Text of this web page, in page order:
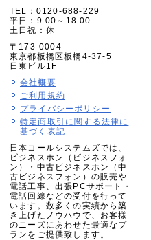
TEL：0120-688-229
平日：9:00～18:00
土日祝：休
〒173-0004
東京都板橋区板橋4-37-5
日東ビル1F
会社概要
ご利用規約
プライバシーポリシー
特定商取引に関する法律に
基づく表記
日本コールシステムズでは、
ビジネスホン（ビジネスフォ
ン）・中古ビジネスホン（中
古ビジネスフォン）の販売や
電話工事、出張PCサポート・
電話回線などの受付を行って
います。数多くの実績から築
き上げたノウハウで、お客様
のニーズにあわせた最適なプ
ランをご提供致します。